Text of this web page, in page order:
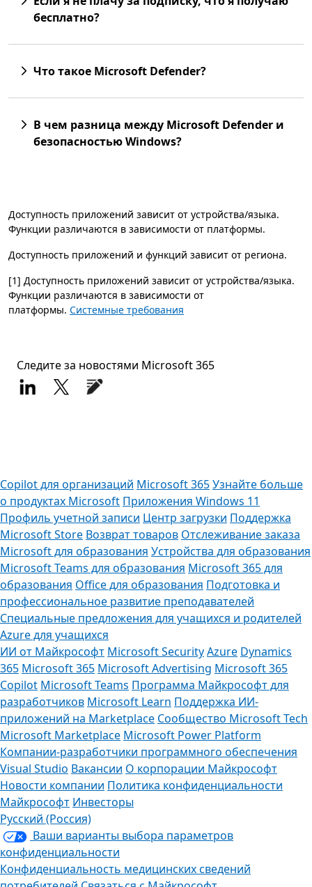
бесплатно?
Что такое Microsoft Defender?
В чем разница между Microsoft Defender и
безопасностью Windows?
Доступность приложений зависит от устройства/языка.
Функции различаются в зависимости от платформы.
Доступность приложений и функций зависит от региона.
[1] Доступность приложений зависит от устройства/языка.
Функции различаются в зависимости от
платформы. Системные требования
Следите за новостями Microsoft 365
Copilot для организаций Microsoft 365Узнайте больше
о продуктах Microsoft Приложения Windows 11
Профиль учетной записи Центр загрузки Поддержка
Microsoft Store Возврат товаров Отслеживание заказа
Microsoft для образования Устройства для образования
Microsoft Teams для образования Microsoft 365 для
образования Office для образования Подготовка и
профессиональное развитие преподавателей
Специальные предложения для учащихся и родителей
Azure для учащихся
ИИ от Майкрософт Microsoft SecurityAzure Dynamics
365 Microsoft 365 Microsoft Advertising Microsoft 365
Copilot Microsoft Teams Программа Майкрософт для
разработчиков Microsoft Learn Поддержка ИИ-
приложений на Marketplace Сообщество Microsoft Tech
Microsoft Marketplace Microsoft Power Platform
Компании-разработчики программного обеспечения
Visual Studio Вакансии О корпорации Майкрософт
Новости компании Политика конфиденциальности
Майкрософт Инвесторы
Русский (Россия)
Ваши варианты выбора параметров
конфиденциальности
Конфиденциальность медицинских сведений